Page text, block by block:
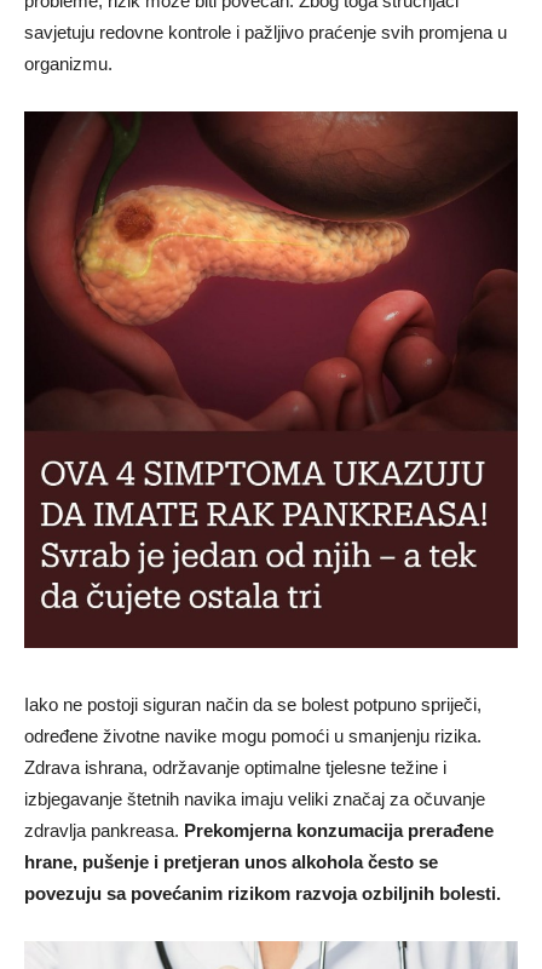
savjetuju redovne kontrole i pažljivo praćenje svih promjena u
organizmu.
Iako ne postoji siguran način da se bolest potpuno spriječi,
određene životne navike mogu pomoći u smanjenju rizika.
Zdrava ishrana, održavanje optimalne tjelesne težine i
izbjegavanje štetnih navika imaju veliki značaj za očuvanje
zdravlja pankreasa. Prekomjerna konzumacija prerađene
hrane, pušenje i pretjeran unos alkohola često se
povezuju sa povećanim rizikom razvoja ozbiljnih bolesti.